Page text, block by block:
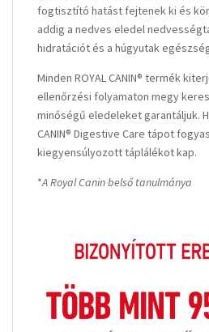
fogtisztító hatást fejtenek ki és
addig a nedves eledel
hidratációt és a húgyutak
Minden ROYAL CANIN® termék
ellenőrzési folyamaton megy
minőségű eledeleket garantáljuk.
CANIN® Digestive Care tápot
kiegyensúlyozott táplálékot kap.
*A Royal Canin belső tanulmánya